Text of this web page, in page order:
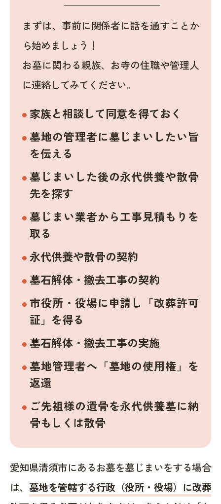
まずは、事前に関係者に話を通すことか
ら始めましょう！
お墓に関わる親族、お寺の住職や管理人
に連絡してみてください。
家族と相談して同意を得ておく
墓地の管理者に墓じまいしたい旨
を伝える
墓じまいした後の永代供養や散骨
先を探す
墓じまい業者から工事見積もりを
取る
永代供養や散骨の契約
墓石解体・撤去工事の契約
市役所・役場に申請し「改葬許可
証」を得る
墓石解体・撤去工事の実施
墓地管理者へ「墓地の使用権」を
返還
ご先祖様の遺骨を永代供養墓に納
骨もしくは散骨
愛知県清須市にあるお墓を墓じまいをする場合
は、 墓地を管轄する行政（役所・役場）に改葬